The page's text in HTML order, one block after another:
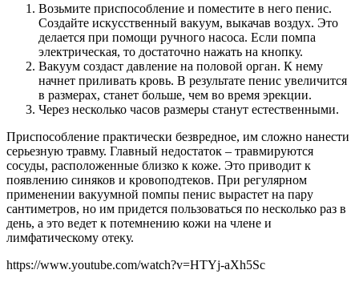
Возьмите приспособление и поместите в него пенис.
Создайте искусственный вакуум, выкачав воздух. Это
делается при помощи ручного насоса. Если помпа
электрическая, то достаточно нажать на кнопку.
Вакуум создаст давление на половой орган. К нему
начнет приливать кровь. В результате пенис увеличится
в размерах, станет больше, чем во время эрекции.
Через несколько часов размеры станут естественными.
Приспособление практически безвредное, им сложно нанести
серьезную травму. Главный недостаток – травмируются
сосуды, расположенные близко к коже. Это приводит к
появлению синяков и кровоподтеков. При регулярном
применении вакуумной помпы пенис вырастет на пару
сантиметров, но им придется пользоваться по несколько раз в
день, а это ведет к потемнению кожи на члене и
лимфатическому отеку.
https://www.youtube.com/watch?v=HTYj-aXh5Sc